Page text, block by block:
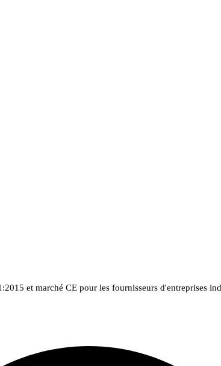
et marché CE pour les fournisseurs d'entreprises